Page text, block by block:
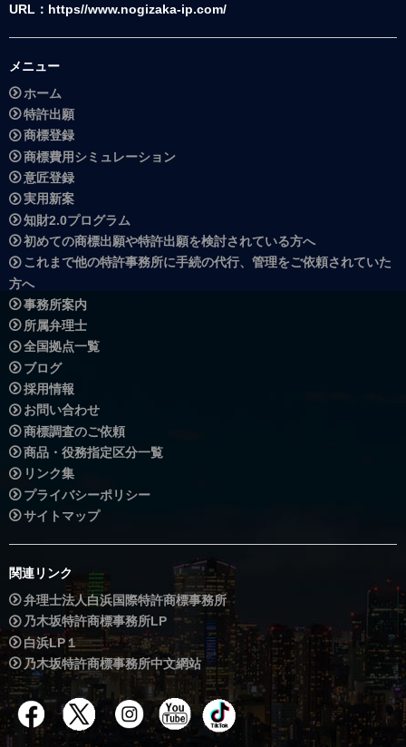
URL：https//www.nogizaka-ip.com/
メニュー
ホーム
特許出願
商標登録
商標費用シミュレーション
意匠登録
実用新案
知財2.0プログラム
初めての商標出願や特許出願を検討されている方へ
これまで他の特許事務所に手続の代行、管理をご依頼されていた
方へ
事務所案内
所属弁理士
全国拠点一覧
ブログ
採用情報
お問い合わせ
商標調査のご依頼
商品・役務指定区分一覧
リンク集
プライバシーポリシー
サイトマップ
関連リンク
弁理士法人白浜国際特許商標事務所
乃木坂特許商標事務所LP
白浜LP１
乃木坂特許商標事務所中文網站